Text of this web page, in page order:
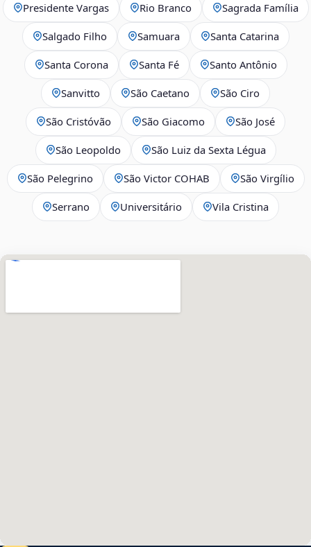
Presidente Vargas Rio Branco Sagrada Família
Salgado Filho Samuara Santa Catarina
Santa Corona Santa Fé Santo Antônio
Sanvitto São Caetano São Ciro
São Cristóvão São Giacomo São José
São Leopoldo São Luiz da Sexta Légua
São Pelegrino São Victor COHAB São Virgílio
Serrano Universitário Vila Cristina